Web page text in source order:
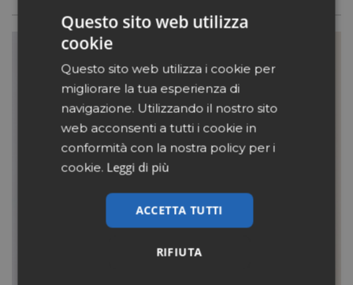
Questo sito web utilizza
cookie
Questo sito web utilizza i cookie per
migliorare la tua esperienza di
navigazione. Utilizzando il nostro sito
web acconsenti a tutti i cookie in
conformità con la nostra policy per i
cookie. Leggi di più
ACCETTA TUTTI
RIFIUTA